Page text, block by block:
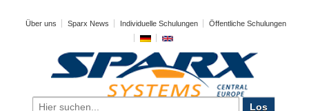
Über uns Sparx News Individuelle Schulungen Öffentliche Schulungen
Search